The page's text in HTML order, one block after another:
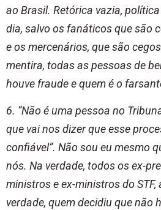
ao Brasil. Retórica vazia,
dia, salvo os fanáticos que são
e os mercenários, que são
mentira, todas as pessoas de
houve fraude e quem é o
6. “Não é uma pessoa no
que vai nos dizer que esse
confiável”. Não sou eu mesmo
nós. Na verdade, todos os ex-
ministros e ex-ministros do
verdade, quem decidiu que não